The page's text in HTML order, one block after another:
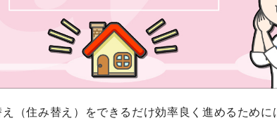
（住み替え）をできるだけ効率良く進めるために